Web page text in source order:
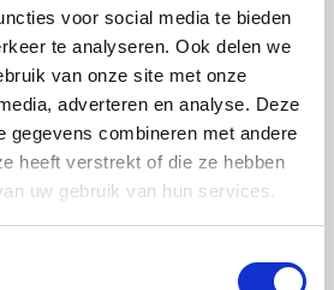
voor social media te bieden
te analyseren. Ook delen we
van onze site met onze
adverteren en analyse. Deze
gegevens combineren met andere
heeft verstrekt of die ze hebben
uw gebruik van hun services.
Adidas Hotels.com